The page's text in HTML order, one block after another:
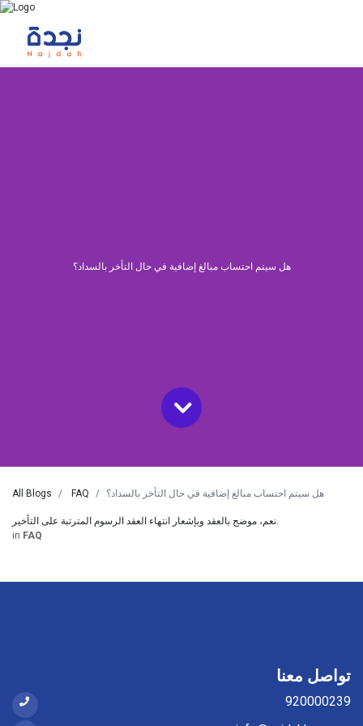
هل سيتم احتساب مبالغ إضافية في حال التأخر بالسداد؟
All Blogs FAQ هل سيتم احتساب مبالغ إضافية في حال التأخر بالسداد؟
in FAQ
تواصل معنا
920000239